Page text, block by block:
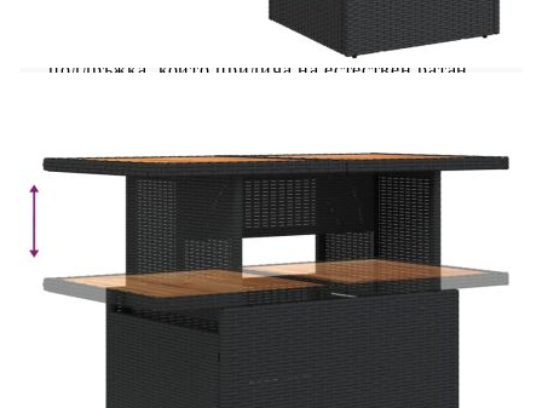
известен също като полиратан, е здрав
синтетичен материал с малко необходима
поддръжка, който прилича на естествен ратан.
влияния.Функция за съхранение с
водоустойчива чанта: Градинската мебел
разполага с място за съхранение под седалката,
допълнено с водоустойчива чанта за съхранение
на възглавници, играчки и други предмети.
Вътрешната чанта може да бъде здраво
закрепена към външната мебел със закопчалки
за допълнителна стабилност.Регулируем плот:
Плотът може да се повдигне, за да направи
масата по-висока, което трансформира
външната маса от маса за кафе в маса за
хранене. Идеална е за гости или за хранене